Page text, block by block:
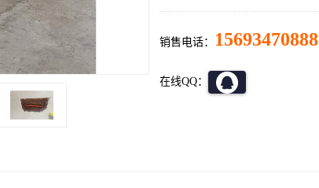
销售电话： 15693470888
在线QQ：